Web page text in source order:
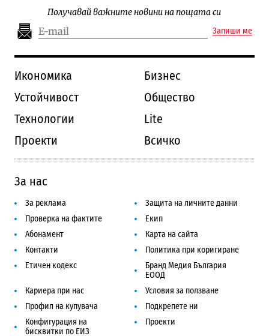
Получавай важните новини на пощата си
Запиши ме
Икономика
Бизнес
Устойчивост
Общество
Технологии
Lite
Проекти
Всичко
За нас
За реклама
Защита на личните данни
Проверка на фактите
Екип
Абонамент
Карта на сайта
Контакти
Политика при коригиране
Етичен кодекс
Бранд Медия България
ЕООД
Кариера при нас
Условия за ползване
Профил на купувача
Подкрепете ни
Конфигурация на
бисквитки по ЕИЗ
Проекти